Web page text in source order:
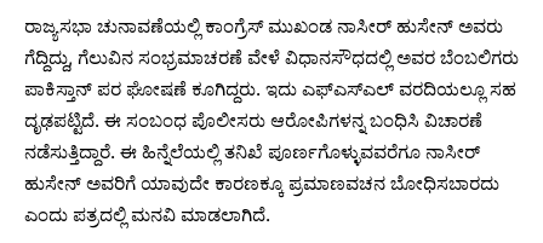
ರಾಜ್ಯಸಭಾ ಚುನಾವಣೆಯಲ್ಲಿ ಕಾಂಗ್ರೆಸ್​ ಮುಖಂಡ ನಾಸೀರ್ ಹುಸೇನ್ ಅವರು
ಗೆದ್ದಿದ್ದು, ಗೆಲುವಿನ ಸಂಭ್ರಮಾಚರಣೆ ವೇಳೆ ವಿಧಾನಸೌಧದಲ್ಲಿ ಅವರ ಬೆಂಬಲಿಗರು
ಪಾಕಿಸ್ತಾನ್ ಪರ ಘೋಷಣೆ ಕೂಗಿದ್ದರು. ಇದು ಎಫ್​ಎಸ್​ಎಲ್ ವರದಿಯಲ್ಲೂ ಸಹ
ದೃಢಪಟ್ಟಿದೆ. ಈ ಸಂಬಂಧ ಪೊಲೀಸರು ಆರೋಪಿಗಳನ್ನ ಬಂಧಿಸಿ ವಿಚಾರಣೆ
ನಡೆಸುತ್ತಿದ್ದಾರೆ. ಈ ಹಿನ್ನೆಲೆಯಲ್ಲಿ ತನಿಖೆ ಪೂರ್ಣಗೊಳ್ಳುವವರೆಗೂ ನಾಸೀರ್
ಹುಸೇನ್ ಅವರಿಗೆ ಯಾವುದೇ ಕಾರಣಕ್ಕೂ ಪ್ರಮಾಣವಚನ ಬೋಧಿಸಬಾರದು
ಎಂದು ಪತ್ರದಲ್ಲಿ ಮನವಿ ಮಾಡಲಾಗಿದೆ.